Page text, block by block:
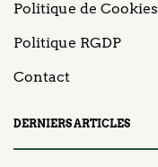
Politique de Cookies
Politique RGDP
Contact
DERNIERS ARTICLES